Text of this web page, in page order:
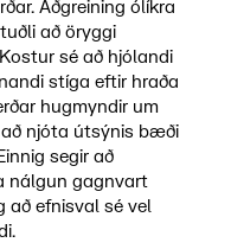
Aðgreining ólíkra
að öryggi
sé að hjólandi
stíga eftir hraða
hugmyndir um
njóta útsýnis bæði
segir að
nálgun gagnvart
efnisval sé vel